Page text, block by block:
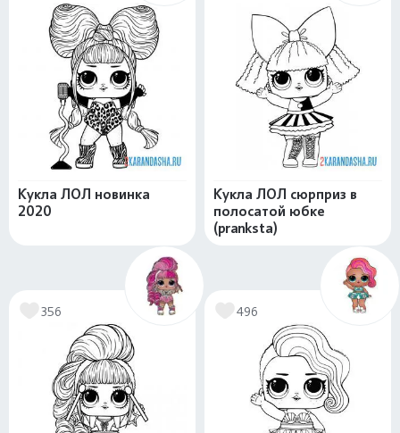
Кукла ЛОЛ новинка
2020
Кукла ЛОЛ сюрприз в
полосатой юбке
(pranksta)
356 496